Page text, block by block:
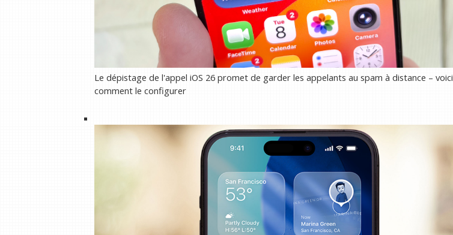
Le dépistage de l'appel iOS 26 promet de garder les appelants au spam à distance – voici
comment le configurer